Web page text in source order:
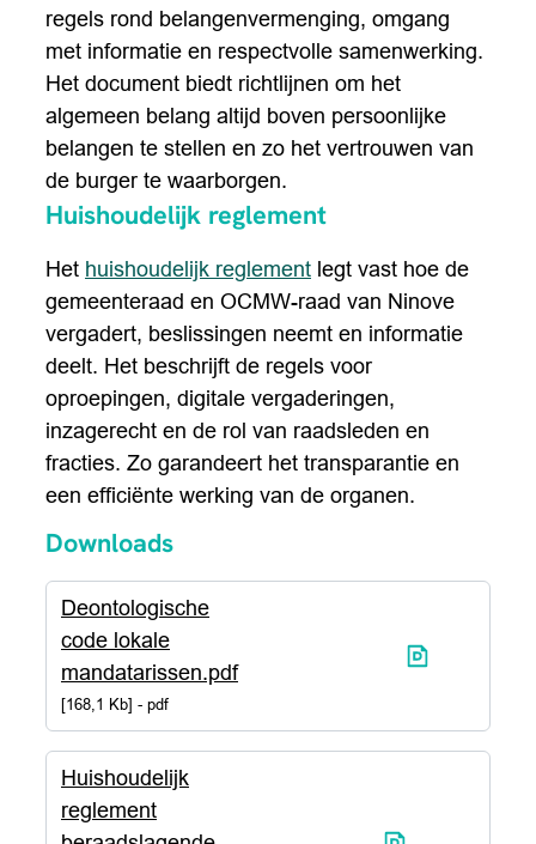
regels rond belangenvermenging, omgang
met informatie en respectvolle samenwerking.
Het document biedt richtlijnen om het
algemeen belang altijd boven persoonlijke
belangen te stellen en zo het vertrouwen van
de burger te waarborgen.
Huishoudelijk reglement
Het huishoudelijk reglement legt vast hoe de
gemeenteraad en OCMW-raad van Ninove
vergadert, beslissingen neemt en informatie
deelt. Het beschrijft de regels voor
oproepingen, digitale vergaderingen,
inzagerecht en de rol van raadsleden en
fracties. Zo garandeert het transparantie en
een efficiënte werking van de organen.
Downloads
Deontologische
code lokale
mandatarissen.pdf
168,1 Kb pdf
Huishoudelijk
reglement